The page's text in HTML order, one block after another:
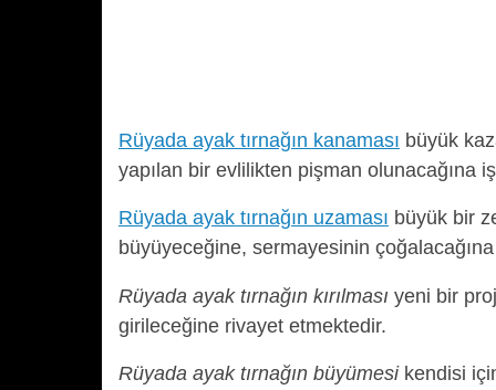
Rüyada ayak tırnağın kanaması büyük
yapılan bir evlilikten pişman olunacağına
Rüyada ayak tırnağın uzaması büyük bir
büyüyeceğine, sermayesinin
Rüyada ayak tırnağın kırılması yeni bir
girileceğine rivayet etmektedir.
Rüyada ayak tırnağın büyümesikendisi